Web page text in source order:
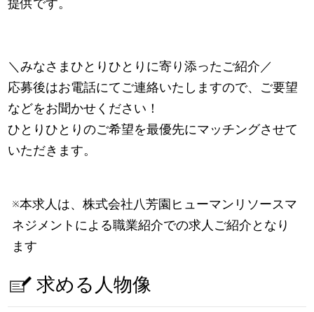
提供です。
＼みなさまひとりひとりに寄り添ったご紹介／
応募後はお電話にてご連絡いたしますので、ご要望
などをお聞かせください！
ひとりひとりのご希望を最優先にマッチングさせて
いただきます。
※本求人は、株式会社八芳園ヒューマンリソースマ
ネジメントによる職業紹介での求人ご紹介となり
ます
求める人物像